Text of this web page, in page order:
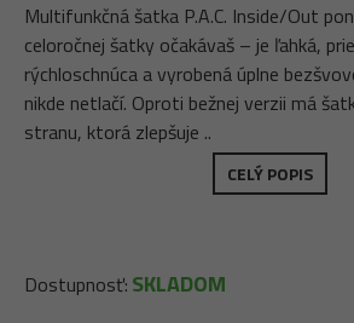
Multifunkčná šatka P.A.C. Inside/Out
celoročnej šatky očakávaš – je ľahká,
rýchloschnúca a vyrobená úplne
nikde netlačí. Oproti bežnej verzii má
stranu, ktorá zlepšuje ..
CELÝ POPIS
Dostupnosť: SKLADOM